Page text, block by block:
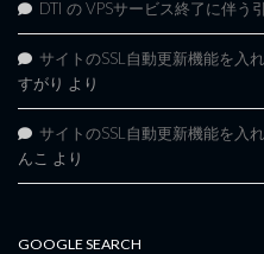
DTI の VPSサービス終了に伴う
サイトのSSL自動更新機能を入
すがり より
サイトのSSL自動更新機能を入
んこ より
GOOGLE SEARCH